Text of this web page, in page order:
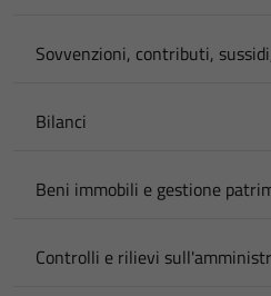
Sovvenzioni, contributi,
Bilanci
Beni immobili e gestione
Controlli e rilievi